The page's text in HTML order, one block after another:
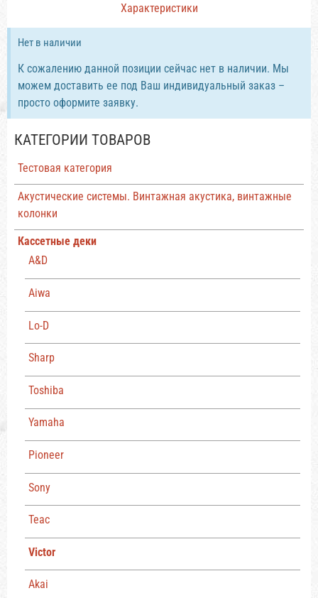
КАТЕГОРИИ ТОВАРОВ
Тестовая категория
Акустические системы. Винтажная акустика, винтажные
колонки
Кассетные деки
A&D
Aiwa
Lo-D
Sharp
Toshiba
Yamaha
Pioneer
Sony
Teac
Victor
Akai
Характеристики
Нет в наличии
К сожалению данной позиции сейчас нет в наличии. Мы
можем доставить ее под Ваш индивидуальный заказ –
просто оформите заявку.